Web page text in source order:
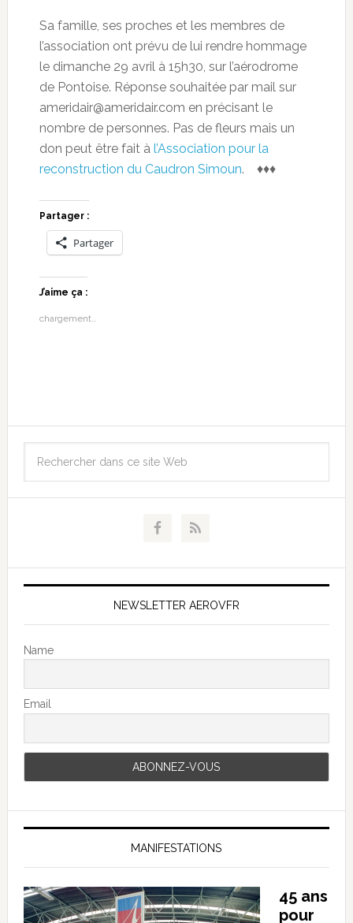
Sa famille, ses proches et les membres de
l’association ont prévu de lui rendre hommage
le dimanche 29 avril à 15h30, sur l’aérodrome
de Pontoise. Réponse souhaitée par mail sur
ameridair@ameridair.com en précisant le
nombre de personnes. Pas de fleurs mais un
don peut être fait à l’Association pour la
reconstruction du Caudron Simoun. ♦♦♦
Partager :
Partager
J’aime ça :
chargement…
NEWSLETTER AEROVFR
Name
Email
MANIFESTATIONS
45 ans
pour